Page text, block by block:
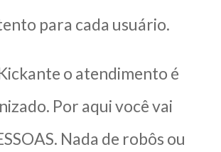
para cada usuário.
o atendimento é
Por aqui você vai
Nada de robôs ou